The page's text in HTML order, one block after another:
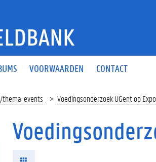
VOORWAARDEN CONTACT
thema-events Voedingsonderzoek UGent op